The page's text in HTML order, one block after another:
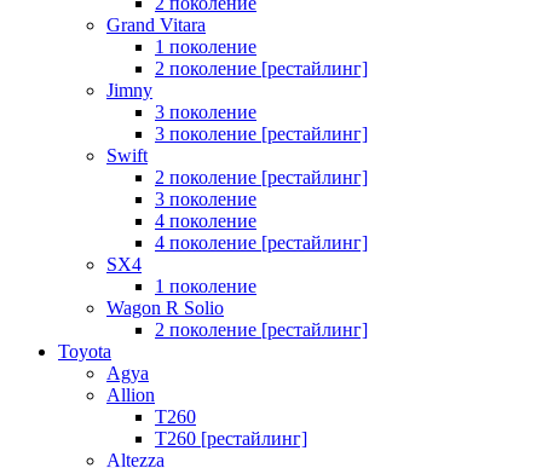
Grand Vitara
1 поколение
2 поколение [рестайлинг]
Jimny
3 поколение
3 поколение [рестайлинг]
Swift
2 поколение [рестайлинг]
3 поколение
4 поколение
4 поколение [рестайлинг]
SX4
1 поколение
Wagon R Solio
2 поколение [рестайлинг]
Toyota
Agya
Allion
T260
T260 [рестайлинг]
Altezza